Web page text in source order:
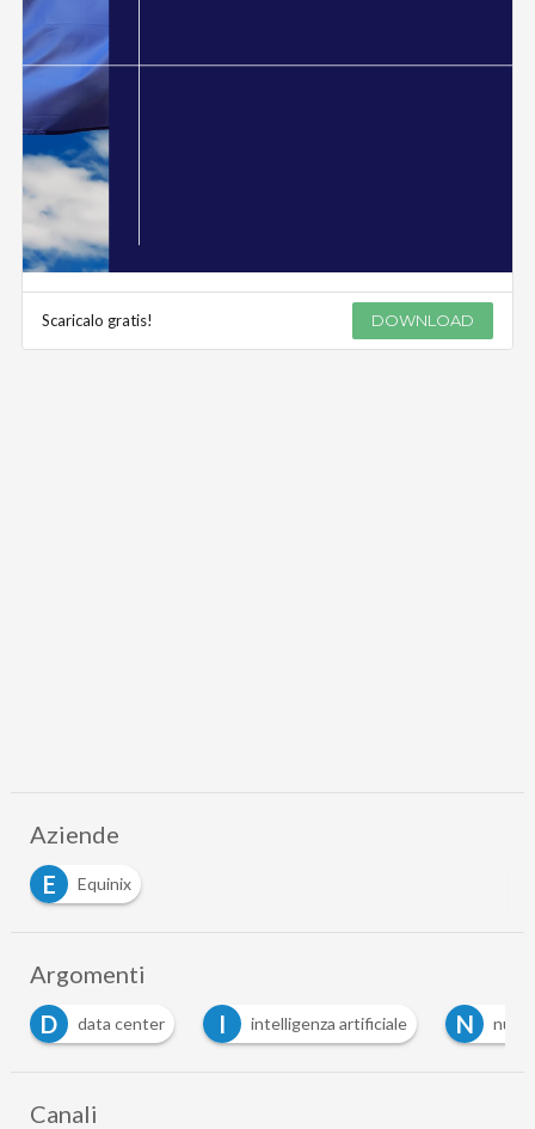
Scaricalo gratis! DOWNLOAD
Aziende
E
Equinix
Argomenti
D
data center I intelligenza artificiale N
Canali